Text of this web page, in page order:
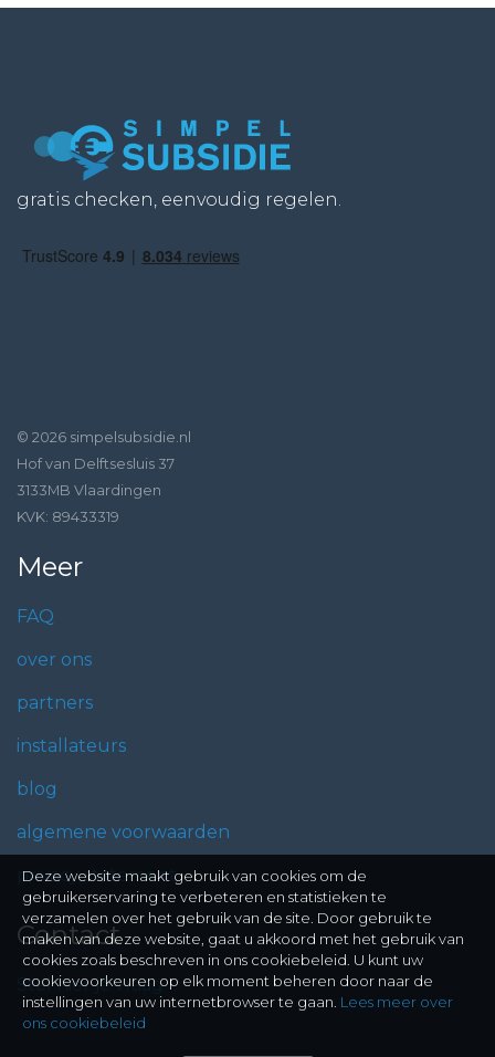
gratis checken, eenvoudig regelen.
© 2026 simpelsubsidie.nl
Hof van Delftsesluis 37
3133MB Vlaardingen
KVK: 89433319
Meer
FAQ
over ons
partners
installateurs
blog
algemene voorwaarden
privacy statement
Contact
Stel hier je vraag
Deze website maakt gebruik van cookies om de
gebruikerservaring te verbeteren en statistieken te
verzamelen over het gebruik van de site. Door gebruik te
maken van deze website, gaat u akkoord met het gebruik van
cookies zoals beschreven in ons cookiebeleid. U kunt uw
cookievoorkeuren op elk moment beheren door naar de
instellingen van uw internetbrowser te gaan. Lees meer over
ons cookiebeleid